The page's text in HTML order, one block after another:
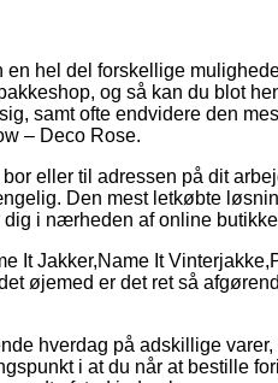
hel del forskellige
og så kan du blot
samt ofte endvidere den
– Deco Rose.
eller til adressen på dit
Den mest letkøbte
i nærheden af online
It Jakker,Name It
øjemed er det ret så
hverdag på adskillige
i at du når at bestille